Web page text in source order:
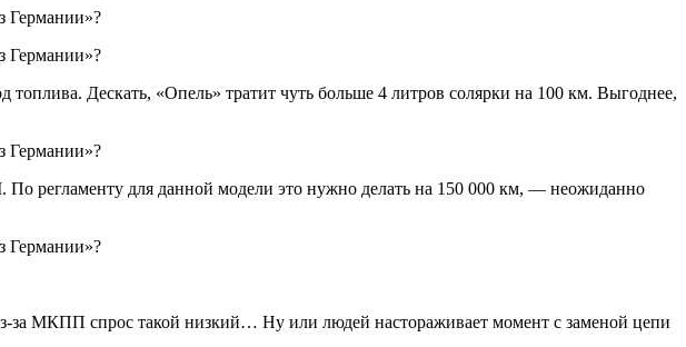
топлива. Дескать, «Опель» тратит чуть больше 4 литров солярки на 100 км. Выгоднее,
регламенту для данной модели это нужно делать на 150 000 км, — неожиданно
за МКПП спрос такой низкий… Ну или людей настораживает момент с заменой цепи